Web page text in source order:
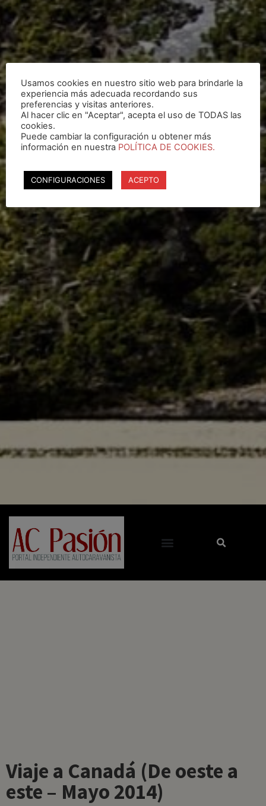
Viaje a Canadá (De oeste a
este – Mayo 2014)
Usamos cookies en nuestro sitio web para brindarle la
experiencia más adecuada recordando sus
preferencias y visitas anteriores.
Al hacer clic en "Aceptar", acepta el uso de TODAS las
cookies.
Puede cambiar la configuración u obtener más
información en nuestra POLÍTICA DE COOKIES.
CONFIGURACIONES ACEPTO